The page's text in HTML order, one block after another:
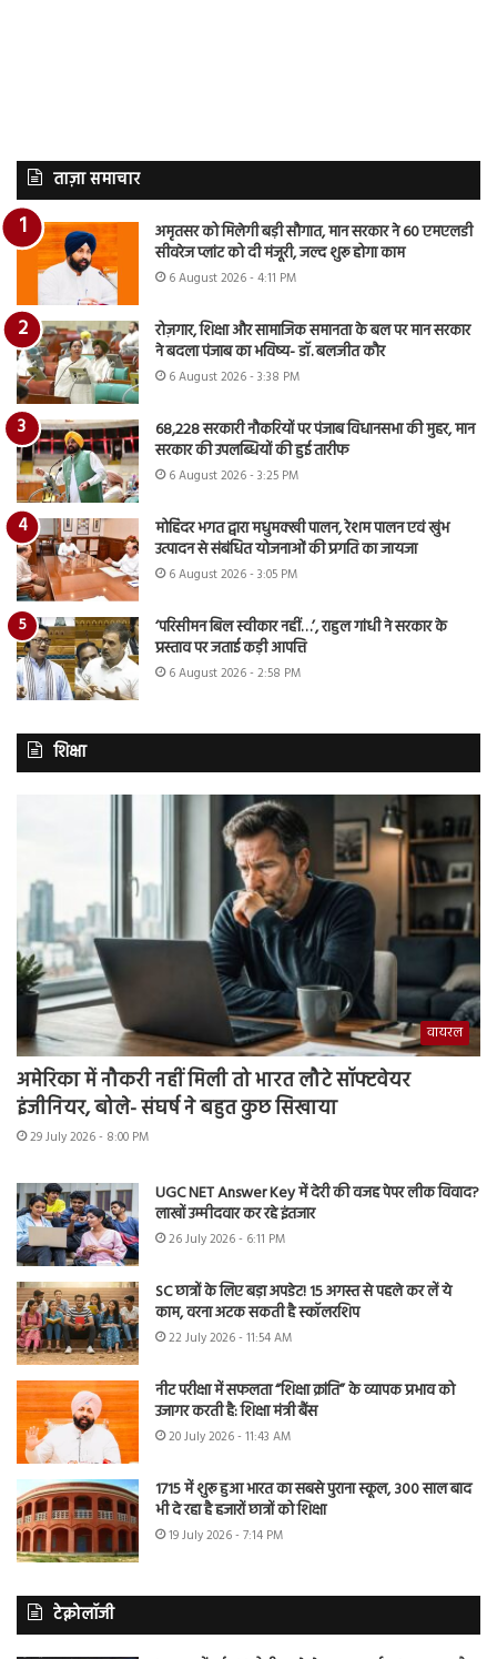
ताज़ा समाचार
अमृतसर को मिलेगी बड़ी सौगात, मान सरकार ने 60 एमएलडी
सीवरेज प्लांट को दी मंजूरी, जल्द शुरू होगा काम
6 August 2026 - 4:11 PM
रोज़गार, शिक्षा और सामाजिक समानता के बल पर मान सरकार
ने बदला पंजाब का भविष्य- डॉ. बलजीत कौर
6 August 2026 - 3:38 PM
68,228 सरकारी नौकरियों पर पंजाब विधानसभा की मुहर, मान
सरकार की उपलब्धियों की हुई तारीफ
6 August 2026 - 3:25 PM
मोहिंदर भगत द्वारा मधुमक्खी पालन, रेशम पालन एवं खुंभ
उत्पादन से संबंधित योजनाओं की प्रगति का जायजा
6 August 2026 - 3:05 PM
‘परिसीमन बिल स्वीकार नहीं…’, राहुल गांधी ने सरकार के
प्रस्ताव पर जताई कड़ी आपत्ति
6 August 2026 - 2:58 PM
शिक्षा
वायरल
अमेरिका में नौकरी नहीं मिली तो भारत लौटे सॉफ्टवेयर
इंजीनियर, बोले- संघर्ष ने बहुत कुछ सिखाया
29 July 2026 - 8:00 PM
UGC NET Answer Key में देरी की वजह पेपर लीक विवाद?
लाखों उम्मीदवार कर रहे इंतजार
26 July 2026 - 6:11 PM
SC छात्रों के लिए बड़ा अपडेट! 15 अगस्त से पहले कर लें ये
काम, वरना अटक सकती है स्कॉलरशिप
22 July 2026 - 11:54 AM
नीट परीक्षा में सफलता “शिक्षा क्रांति” के व्यापक प्रभाव को
उजागर करती है: शिक्षा मंत्री बैंस
20 July 2026 - 11:43 AM
1715 में शुरू हुआ भारत का सबसे पुराना स्कूल, 300 साल बाद
भी दे रहा है हजारों छात्रों को शिक्षा
19 July 2026 - 7:14 PM
टेक्नोलॉजी